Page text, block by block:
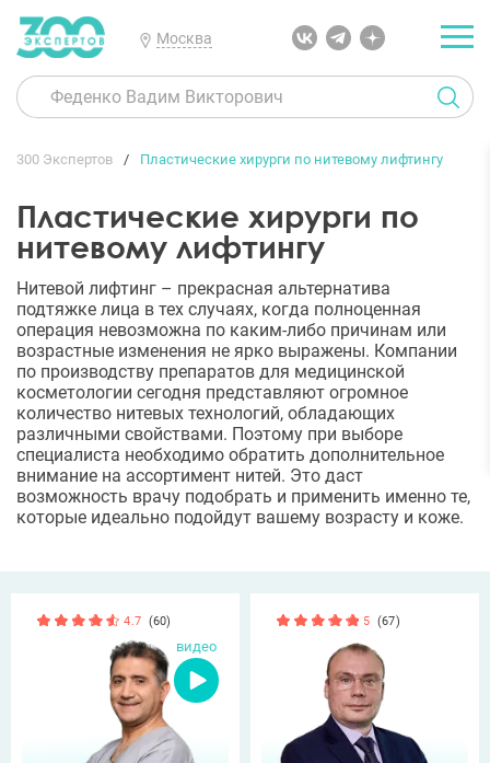
Москва
300 Экспертов Пластические хирурги по нитевому лифтингу
Пластические хирурги по
нитевому лифтингу
Нитевой лифтинг – прекрасная альтернатива
подтяжке лица в тех случаях, когда полноценная
операция невозможна по каким-либо причинам или
возрастные изменения не ярко выражены. Компании
по производству препаратов для медицинской
косметологии сегодня представляют огромное
количество нитевых технологий, обладающих
различными свойствами. Поэтому при выборе
специалиста необходимо обратить дополнительное
внимание на ассортимент нитей. Это даст
возможность врачу подобрать и применить именно те,
которые идеально подойдут вашему возрасту и коже.
4.7 (60)
видео
5 (67)